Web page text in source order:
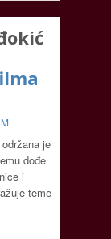
je
dođe
i
teme